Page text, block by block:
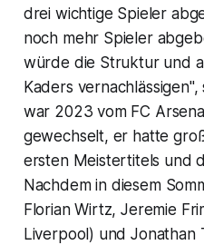
drei wichtige Spieler
noch mehr Spieler
würde die Struktur und
Kaders
war 2023 vom FC
gewechselt, er hatte
ersten Meistertitels und
Nachdem in diesem
Florian Wirtz, Jeremie
Liverpool) und Jonathan